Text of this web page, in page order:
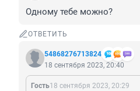
Одному тебе можно?
ОТВЕТИТЬ
54868276713824
18 сентября 2023, 20:40
Гость18 сентября 2023, 20:29